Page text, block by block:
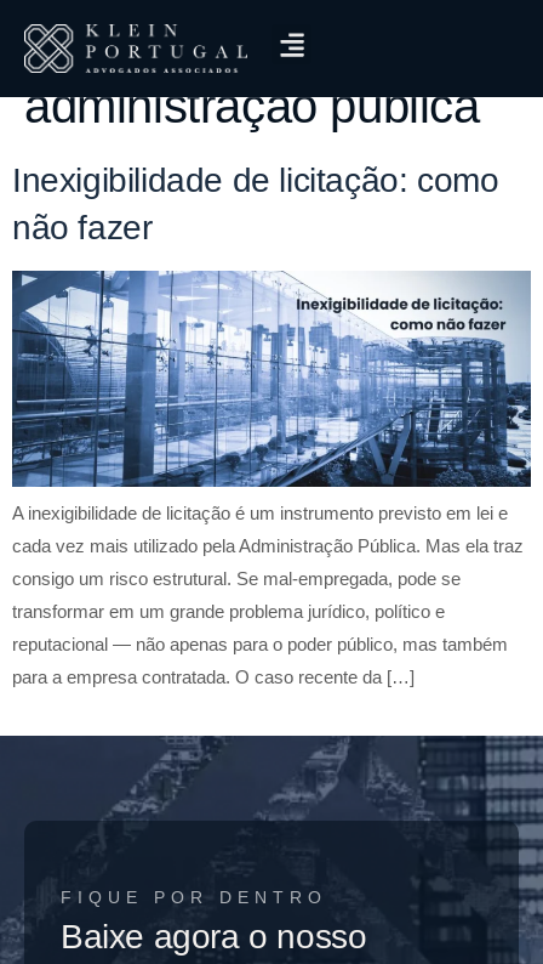
Tag:contratação direta
administração pública
Inexigibilidade de licitação: como
não fazer
A inexigibilidade de licitação é um instrumento previsto em lei e
cada vez mais utilizado pela Administração Pública. Mas ela traz
consigo um risco estrutural. Se mal-empregada, pode se
transformar em um grande problema jurídico, político e
reputacional — não apenas para o poder público, mas também
para a empresa contratada. O caso recente da […]
FIQUE POR DENTRO
Baixe agora o nosso